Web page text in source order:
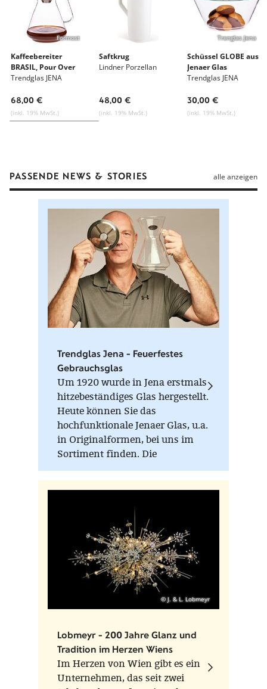
Alle Waren von Trendglas JENA
Werkdesign ist Kooperation oder Bescheidenheit ... uns
gefällt das!
Mehr zu Werkdesign
Alle Waren von Werkdesign
Formost
Kaffeebereiter
BRASIL, Pour Over
Trendglas JENA
68,00 €
(inkl. 19% MwSt.)
Saftkrug
Lindner Porzellan
48,00 €
(inkl. 19% MwSt.)
Trenglas Jena
Schüssel GLOBE aus
Jenaer Glas
Trendglas JENA
30,00 €
(inkl. 19% MwSt.)
PASSENDE NEWS & STORIES alle anzeigen
Trendglas Jena - Feuerfestes
Gebrauchsglas
Um 1920 wurde in Jena erstmals
hitzebeständiges Glas hergestellt.
Heute können Sie das
hochfunktionale Jenaer Glas, u.a.
in Originalformen, bei uns im
Sortiment finden. Die
Eigenschaften des
Borosilikaglases sind
Temperaturwechsel von kochend
zu kalt aus, ist geruchs- und
geschmacksneutral und in Form
und Funktion für Küche und
Tafel gleichermaßen geeignet?
© J. & L. Lobmeyr
Lobmeyr - 200 Jahre Glanz und
Tradition im Herzen Wiens
Im Herzen von Wien gibt es ein
Unternehmen, das seit zwei